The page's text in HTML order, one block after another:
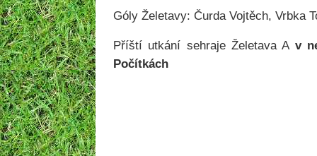
Góly Želetavy: Čurda Vojtěch, Vrbka
Příští utkání sehraje Želetava A v
Počítkách